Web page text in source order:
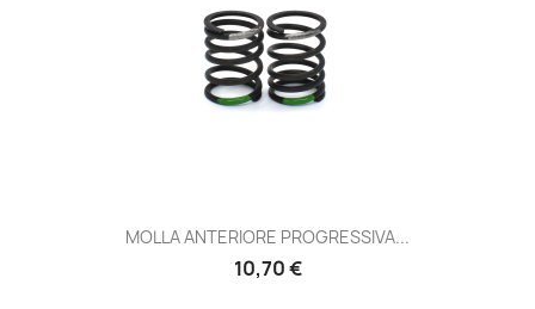
MOLLA ANTERIORE PROGRESSIVA...
Prezzo
10,70 €